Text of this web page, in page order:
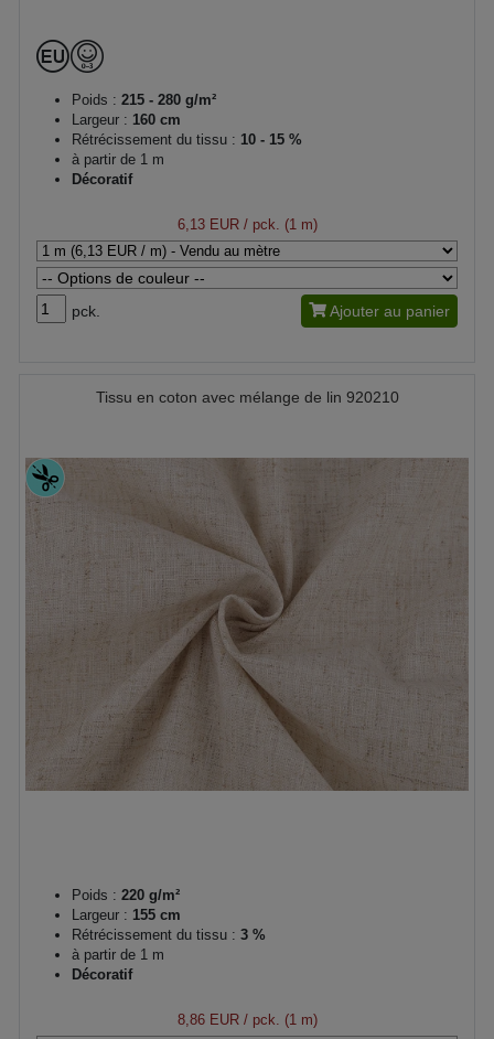
Poids : 215 - 280 g/m²
Largeur : 160 cm
Rétrécissement du tissu : 10 - 15 %
à partir de 1 m
Décoratif
6,13 EUR/ pck. (1 m)
pck. Ajouter au panier
Tissu en coton avec mélange de lin 920210
Poids : 220 g/m²
Largeur : 155 cm
Rétrécissement du tissu : 3 %
à partir de 1 m
Décoratif
8,86 EUR/ pck. (1 m)